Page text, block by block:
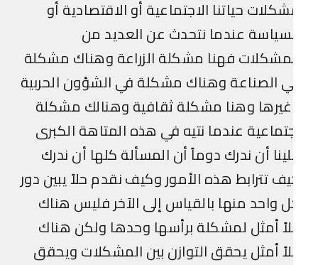
حياتنا الاجتماعية أو الاقتصادية أو
عندما نتحدث عن العديد من
فهنا مشكلة الزراعة وهناك مشكلة
الصناعة وهناك مشكلة في الشؤون الحربية
وهنا مشكلة ثقافية وهنالك مشكلة
عندما نتيه في هذه المتاهة الكبرى
أن ندرك دوماً أن المسألة كلها أن ندرك
تترابط هذه الأمور وكيف نقدم حلاً يبين دور
واحد منها بالقياس إلى الآخر فليس هناك
أمثل لمشكلة برأسها وحدها ولكن هناك
أمثل يحقق التوازن بين المشكلات ويحقق